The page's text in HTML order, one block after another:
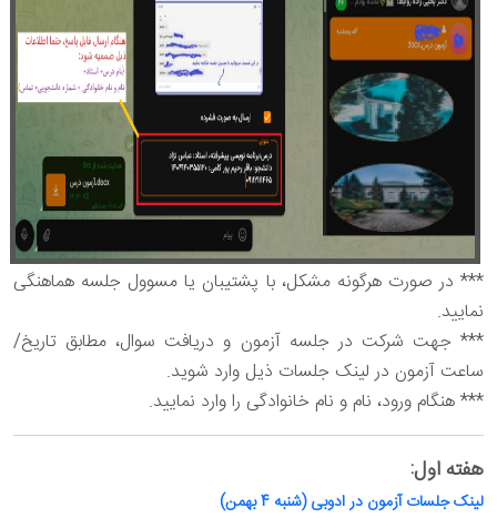
*** در صورت هرگونه مشکل، با پشتیبان یا مسوول جلسه هماهنگی
نمایید.
*** جهت شرکت در جلسه آزمون و دریافت سوال، مطابق تاریخ/
ساعت آزمون در لینک جلسات ذیل وارد شوید.
*** هنگام ورود، نام و نام خانوادگی را وارد نمایید.
هفته اول:
لینک جلسات آزمون در ادوبی (شنبه 4 بهمن)